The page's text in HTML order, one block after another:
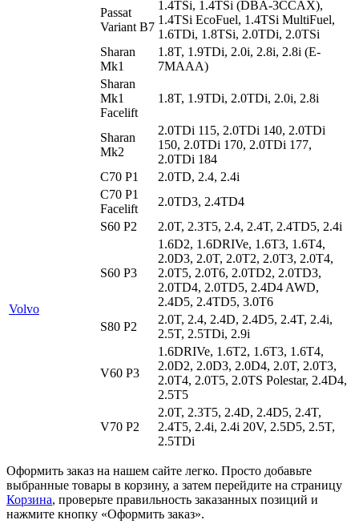
Passat
Variant B7
1.4TSi, 1.4TSi (DBA-3CCAX),
1.4TSi EcoFuel, 1.4TSi MultiFuel,
1.6TDi, 1.8TSi, 2.0TDi, 2.0TSi
Sharan
Mk1
1.8T, 1.9TDi, 2.0i, 2.8i, 2.8i (E-
7MAAA)
Sharan
Mk1
Facelift
1.8T, 1.9TDi, 2.0TDi, 2.0i, 2.8i
Sharan
Mk2
2.0TDi 115, 2.0TDi 140, 2.0TDi
150, 2.0TDi 170, 2.0TDi 177,
2.0TDi 184
Volvo
C70 P1
2.0TD, 2.4, 2.4i
C70 P1
Facelift
2.0TD3, 2.4TD4
S60 P2
2.0T, 2.3T5, 2.4, 2.4T, 2.4TD5, 2.4i
S60 P3
1.6D2, 1.6DRIVe, 1.6T3, 1.6T4,
2.0D3, 2.0T, 2.0T2, 2.0T3, 2.0T4,
2.0T5, 2.0T6, 2.0TD2, 2.0TD3,
2.0TD4, 2.0TD5, 2.4D4 AWD,
2.4D5, 2.4TD5, 3.0T6
S80 P2
2.0T, 2.4, 2.4D, 2.4D5, 2.4T, 2.4i,
2.5T, 2.5TDi, 2.9i
V60 P3
1.6DRIVe, 1.6T2, 1.6T3, 1.6T4,
2.0D2, 2.0D3, 2.0D4, 2.0T, 2.0T3,
2.0T4, 2.0T5, 2.0TS Polestar, 2.4D4,
2.5T5
V70 P2
2.0T, 2.3T5, 2.4D, 2.4D5, 2.4T,
2.4T5, 2.4i, 2.4i 20V, 2.5D5, 2.5T,
2.5TDi
Оформить заказ на нашем сайте легко. Просто добавьте
выбранные товары в корзину, а затем перейдите на страницу
Корзина, проверьте правильность заказанных позиций и
нажмите кнопку «Оформить заказ».